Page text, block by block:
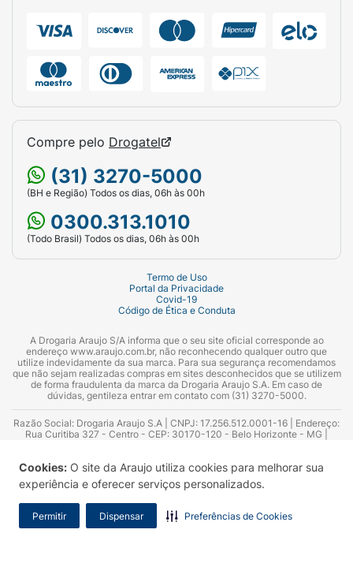
Cookies: O site da Araujo utiliza cookies para melhorar sua
experiência e oferecer serviços personalizados.
Permitir Dispensar Preferências de Cookies
Compre pelo Drogatel
(31) 3270-5000
(BH e Região) Todos os dias, 06h às 00h
0300.313.1010
(Todo Brasil) Todos os dias, 06h às 00h
Termo de Uso
Portal da Privacidade
Covid-19
Código de Ética e Conduta
A Drogaria Araujo S/A informa que o seu site oficial corresponde ao
endereço www.araujo.com.br, não reconhecendo qualquer outro que
utilize indevidamente da sua marca. Para sua segurança recomendamos
que não sejam realizadas compras em sites desconhecidos que se utilizem
de forma fraudulenta da marca da Drogaria Araujo S.A. Em caso de
dúvidas, gentileza entrar em contato com (31) 3270-5000.
Razão Social: Drogaria Araujo S.A | CNPJ: 17.256.512.0001-16 | Endereço:
Rua Curitiba 327 - Centro - CEP: 30170-120 - Belo Horizonte - MG |
Azevedo Guimarães – CRF 10.965 | Yasmin Silva Alvarenga – CRF 52.584 -
Consultor substituto: Thiago Aguiar Pinheiro - CRF Nº 13.748. Alvará
Sanitário: 2025020713 | Autorização de Funcionamento da Empresa (AFE):